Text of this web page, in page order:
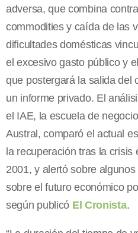
adversa, que combina
commodities y caída de las
dificultades domésticas
el excesivo gasto público y
que postergará la salida del
un informe privado. El
el IAE, la escuela de
Austral, comparó el actual
la recuperación tras la
2001, y alertó sobre
sobre el futuro económico
según publicó El Cronista.